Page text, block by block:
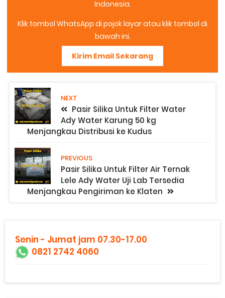
Indonesia.
Klik tombol WhatsApp di pojok layar atau klik tombol di
bawah ini.
Kirim Email Sekarang
NEXT
Pasir Silika Untuk Filter Water
Ady Water Karung 50 kg
Menjangkau Distribusi ke Kudus
PREVIOUS
Pasir Silika Untuk Filter Air Ternak
Lele Ady Water Uji Lab Tersedia
Menjangkau Pengiriman ke Klaten
Senin - Jumat jam 07.30-17.00
0821 2742 4060